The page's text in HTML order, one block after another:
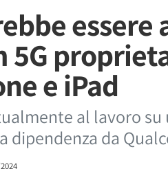
essere
5G
e iPad
al lavoro
dipendenza da